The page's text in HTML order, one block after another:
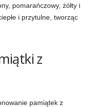
pomarańczowy, żółty i
i przytulne, tworząc
z
pamiątek z